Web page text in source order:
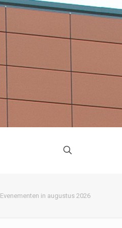
Evenementen in augustus 2026